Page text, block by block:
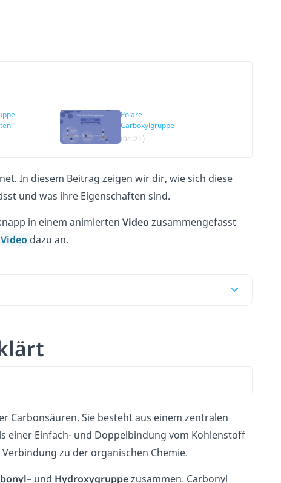
Polare
Carboxylgruppe
(04:21)
In diesem Beitrag zeigen wir dir, wie sich diese
und was ihre Eigenschaften sind.
in einem animierten Video zusammengefasst
Video dazu an.
Carbonsäuren. Sie besteht aus einem zentralen
einer Einfach- und Doppelbindung vom Kohlenstoff
zu der organischen Chemie.
– und Hydroxygruppezusammen. Carbonyl